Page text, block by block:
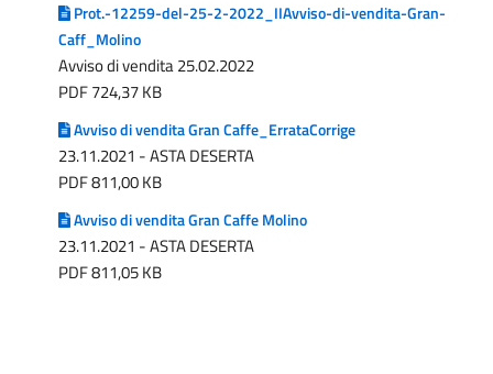
Prot.-12259-del-25-2-2022_IIAvviso-di-vendita-Gran-
Caff_Molino
Avviso di vendita 25.02.2022
PDF 724,37 KB
Avviso di vendita Gran Caffe_ErrataCorrige
23.11.2021 - ASTA DESERTA
PDF 811,00 KB
Avviso di vendita Gran Caffe Molino
23.11.2021 - ASTA DESERTA
PDF 811,05 KB